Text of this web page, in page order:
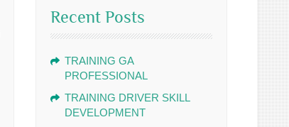
Recent Posts
TRAINING GA
PROFESSIONAL
TRAINING DRIVER SKILL
DEVELOPMENT